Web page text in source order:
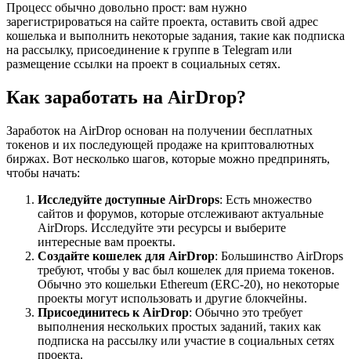
Процесс обычно довольно прост: вам нужно
зарегистрироваться на сайте проекта, оставить свой адрес
кошелька и выполнить некоторые задания, такие как подписка
на рассылку, присоединение к группе в Telegram или
размещение ссылки на проект в социальных сетях.
Как заработать на AirDrop?
Заработок на AirDrop основан на получении бесплатных
токенов и их последующей продаже на криптовалютных
биржах. Вот несколько шагов, которые можно предпринять,
чтобы начать:
Исследуйте доступные AirDrops: Есть множество
сайтов и форумов, которые отслеживают актуальные
AirDrops. Исследуйте эти ресурсы и выберите
интересные вам проекты.
Создайте кошелек для AirDrop: Большинство AirDrops
требуют, чтобы у вас был кошелек для приема токенов.
Обычно это кошельки Ethereum (ERC-20), но некоторые
проекты могут использовать и другие блокчейны.
Присоединитесь к AirDrop: Обычно это требует
выполнения нескольких простых заданий, таких как
подписка на рассылку или участие в социальных сетях
проекта.